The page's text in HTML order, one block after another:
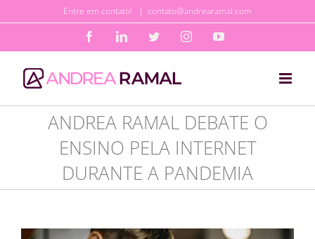
o
conteúdo
Entre em contato! | contato@andrearamal.com
FacebookLinkedInTwitterInstagramYouTube
ANDREA RAMAL DEBATE O
ENSINO PELA INTERNET
DURANTE A PANDEMIA